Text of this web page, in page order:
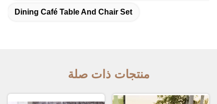
Dining Café Table And Chair Set
منتجات ذات صلة